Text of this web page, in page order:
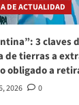
DE ACTUALIDAD
3 claves
de tierras a
obligado a
2026 0